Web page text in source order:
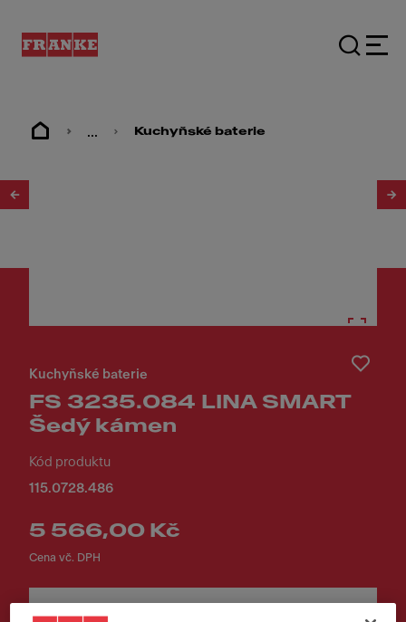
... Kuchyňské baterie
Kuchyňské baterie
FS 3235.084 LINA SMART
Šedý kámen
Kód produktu
115.0728.486
5 566,00 Kč
Cena vč. DPH
Vyhledávač prodejních